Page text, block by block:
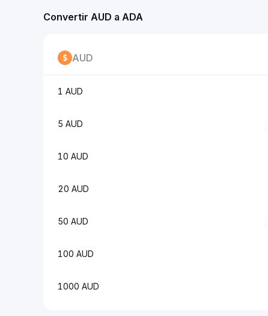
Convertir AUD a ADA
AUD
1 AUD
5 AUD
10 AUD
20 AUD
50 AUD
100 AUD
1000 AUD